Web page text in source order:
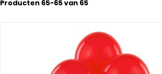
Producten 65-65van 65